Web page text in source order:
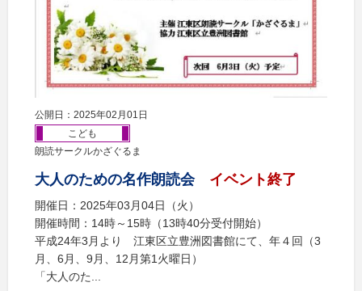
公開日：2025年02月01日
こども
朗読サークルかざぐるま
大人のための名作朗読会 イベント終了
開催日：2025年03月04日（火）
開催時間：14時～15時（13時40分受付開始）
平成24年3月より 江東区立豊洲図書館にて、年４回（3
月、6月、9月、12月第1火曜日）
「大人のた...